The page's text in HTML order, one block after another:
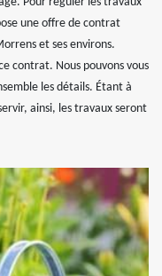
une offre de contrat
et ses environs.
contrat. Nous pouvons vous
les détails. Étant à
ainsi, les travaux seront